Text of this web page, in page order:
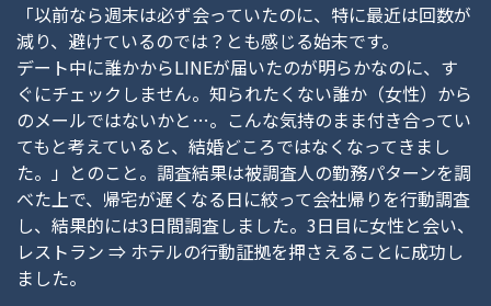
「以前なら週末は必ず会っていたのに、特に最近は回数が
減り、避けているのでは？とも感じる始末です。
デート中に誰かからLINEが届いたのが明らかなのに、す
ぐにチェックしません。知られたくない誰か（女性）から
のメールではないかと…。こんな気持のまま付き合ってい
てもと考えていると、結婚どころではなくなってきまし
た。」とのこと。調査結果は被調査人の勤務パターンを調
べた上で、帰宅が遅くなる日に絞って会社帰りを行動調査
し、結果的には3日間調査しました。3日目に女性と会い、
レストラン ⇒ ホテルの行動証拠を押さえることに成功し
ました。